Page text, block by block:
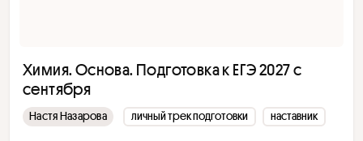
Химия. Основа. Подготовка к ЕГЭ 2027 с
сентября
Настя Назарова личный трек подготовки наставник